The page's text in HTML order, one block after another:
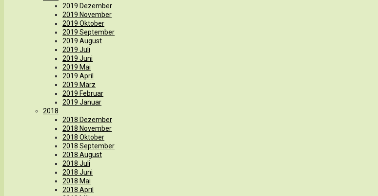
2019 Dezember
2019 November
2019 Oktober
2019 September
2019 August
2019 Juli
2019 Juni
2019 Mai
2019 April
2019 März
2019 Februar
2019 Januar
2018
2018 Dezember
2018 November
2018 Oktober
2018 September
2018 August
2018 Juli
2018 Juni
2018 Mai
2018 April